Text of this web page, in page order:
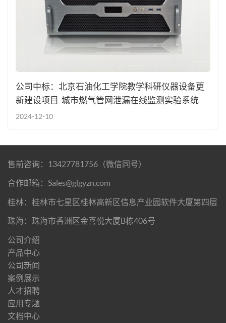
公司中标：北京石油化工学院教学科研仪器设备更
新建设项目-城市燃气管网泄漏在线监测实验系统
2024-12-10
售前咨询：13427781756（微信同号）
合作邮箱：Sales@glgyzn.com
桂林：桂林市七星区桂林高新区信息产业园软件大厦第四层
珠海：珠海市香洲区金喜悦大厦B栋406号
公司介绍
产品中心
公司新闻
案例展示
人才招聘
应用专题
文档中心